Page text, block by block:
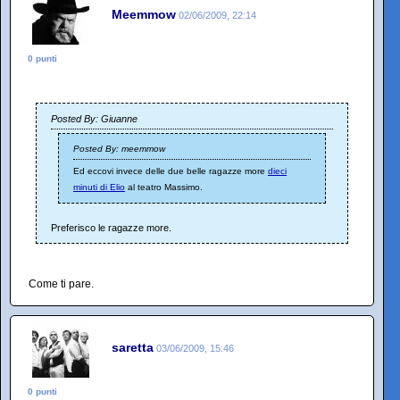
Meemmow 02/06/2009, 22:14
0 punti
Posted By: Giuanne
Posted By: meemmow
Ed eccovi invece delle due belle ragazze more dieci
minuti di Elio al teatro Massimo.
Preferisco le ragazze more.
Come ti pare.
saretta 03/06/2009, 15:46
0 punti